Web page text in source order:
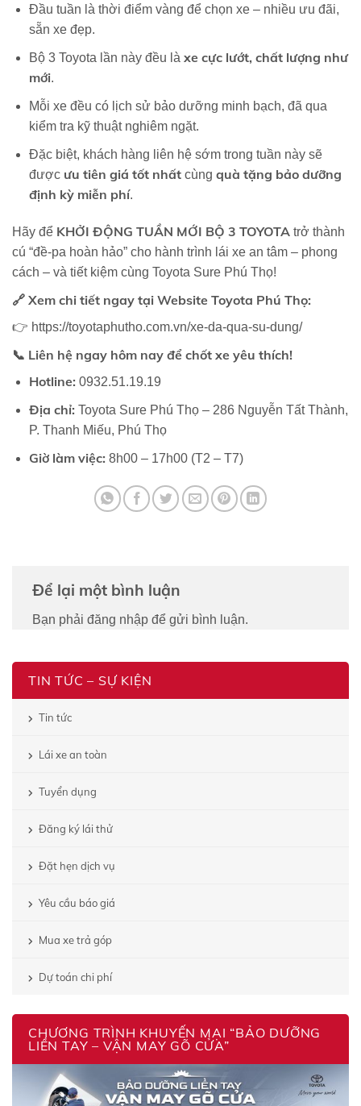
TIN TỨC – SỰ KIỆN
Tin tức
Lái xe an toàn
Tuyển dụng
Đăng ký lái thử
Đặt hẹn dịch vụ
Yêu cầu báo giá
Mua xe trả góp
Dự toán chi phí
CHƯƠNG TRÌNH KHUYẾN MẠI “BẢO DƯỠNG
LIỀN TAY – VẬN MAY GÕ CỬA”
Đầu tuần là thời điểm vàng để chọn xe – nhiều ưu đãi,
sẵn xe đẹp.
Bộ 3 Toyota lần này đều là xe cực lướt, chất lượng như
mới.
Mỗi xe đều có lịch sử bảo dưỡng minh bạch, đã qua
kiểm tra kỹ thuật nghiêm ngặt.
Đặc biệt, khách hàng liên hệ sớm trong tuần này sẽ
được ưu tiên giá tốt nhấtcùng quà tặng bảo dưỡng
định kỳ miễn phí.
Hãy để KHỞI ĐỘNG TUẦN MỚI BỘ 3 TOYOTA trở thành
cú “đề-pa hoàn hảo” cho hành trình lái xe an tâm – phong
cách – và tiết kiệm cùng Toyota Sure Phú Thọ!
🔗 Xem chi tiết ngay tại Website Toyota Phú Thọ:
👉 https://toyotaphutho.com.vn/xe-da-qua-su-dung/
📞 Liên hệ ngay hôm nay để chốt xe yêu thích!
Hotline:0932.51.19.19
Địa chỉ:Toyota Sure Phú Thọ – 286 Nguyễn Tất Thành,
P. Thanh Miếu, Phú Thọ
Giờ làm việc:8h00 – 17h00 (T2 – T7)
Để lại một bình luận
Bạn phải đăng nhập để gửi bình luận.